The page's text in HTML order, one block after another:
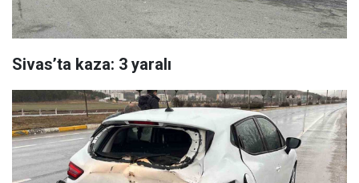
Sivas’ta kaza: 3 yaralı